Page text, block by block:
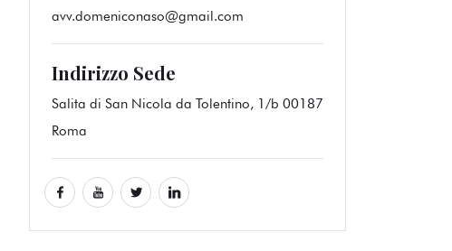
avv.domeniconaso@gmail.com
Indirizzo Sede
Salita di San Nicola da Tolentino, 1/b 00187
Roma